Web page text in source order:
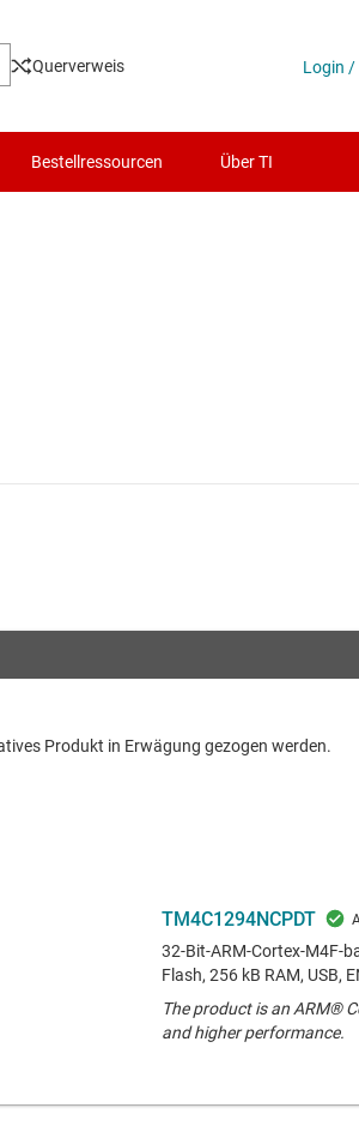
Querverweis
Bestellressourcen Über TI
MCUs
Produkt in Erwägung gezogen werden.
TM4C1294NCPDT
32-Bit-ARM-Cortex-M4F-
Flash, 256 kB RAM, USB,
The product is an ARM®
and higher performance.